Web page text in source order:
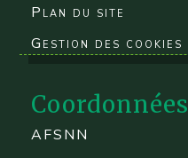
Plan du site
Gestion des cookies
Coordonnées
AFSNN